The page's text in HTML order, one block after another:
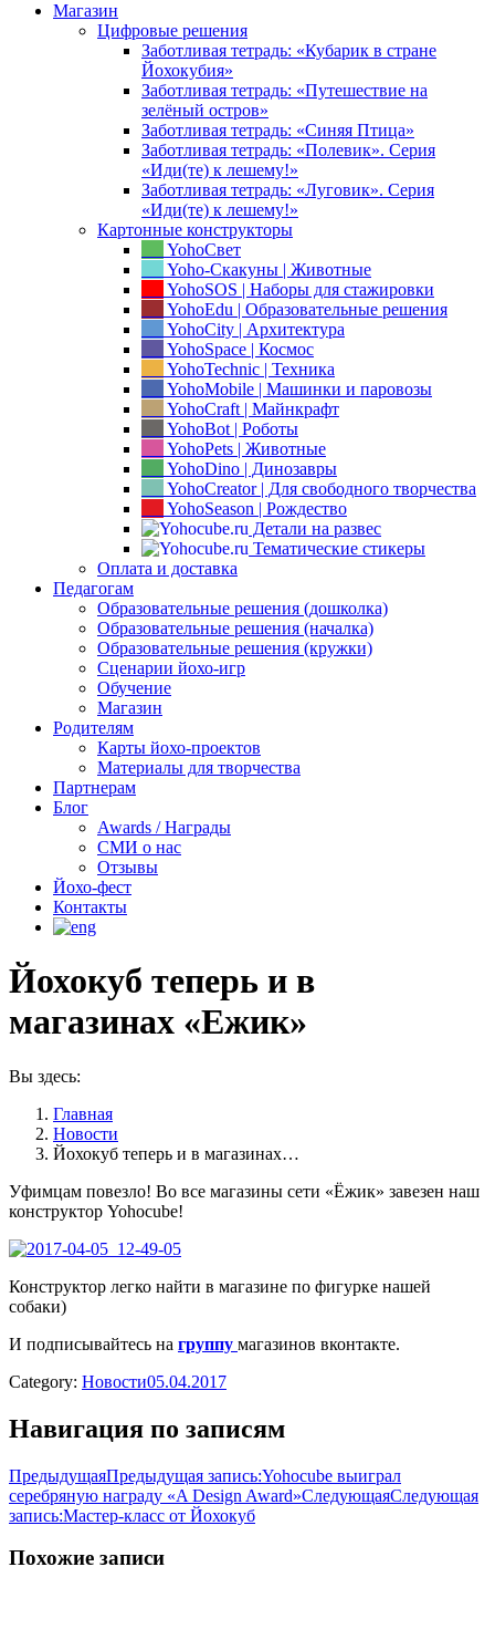
Магазин
Цифровые решения
Заботливая тетрадь: «Кубарик в стране
Йохокубия»
Заботливая тетрадь: «Путешествие на
зелёный остров»
Заботливая тетрадь: «Синяя Птица»
Заботливая тетрадь: «Полевик». Серия
«Иди(те) к лешему!»
Заботливая тетрадь: «Луговик». Серия
«Иди(те) к лешему!»
Картонные конструкторы
YohoСвет
Yoho-Скакуны | Животные
YohoSOS | Наборы для стажировки
YohoEdu | Образовательные решения
YohoCity | Архитектура
YohoSpace | Космос
YohoTechnic | Техника
YohoMobile | Машинки и паровозы
YohoCraft | Майнкрафт
YohoBot | Роботы
YohoPets | Животные
YohoDino | Динозавры
YohoCreator | Для свободного творчества
YohoSeason | Рождество
Детали на развес
Тематические стикеры
Оплата и доставка
Педагогам
Образовательные решения (дошколка)
Образовательные решения (началка)
Образовательные решения (кружки)
Сценарии йохо-игр
Обучение
Магазин
Родителям
Карты йохо-проектов
Материалы для творчества
Партнерам
Блог
Awards / Награды
СМИ о нас
Отзывы
Йохо-фест
Контакты
Йохокуб теперь и в
магазинах «Ежик»
Вы здесь:
Главная
Новости
Йохокуб теперь и в магазинах…
Уфимцам повезло! Во все магазины сети «Ёжик» завезен наш
конструктор Yohocube!
Конструктор легко найти в магазине по фигурке нашей
собаки)
И подписывайтесь на группу магазинов вконтакте.
Category: Новости05.04.2017
Навигация по записям
ПредыдущаяПредыдущая запись:Yohocube выиграл
серебряную награду «A Design Award»СледующаяСледующая
запись:Мастер-класс от Йохокуб
Похожие записи